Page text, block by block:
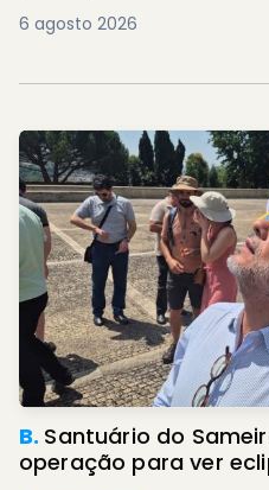
6 agosto 2026
B. Santuário do
operação para ver